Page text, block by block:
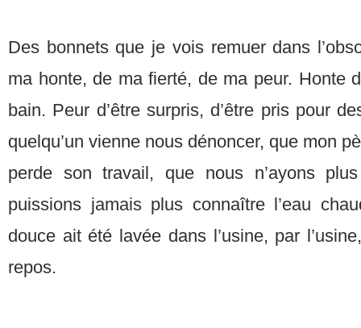
Des bonnets que je vois remuer dans
ma honte, de ma fierté, de ma peur. Honte
bain. Peur d’être surpris, d’être pris pour
quelqu’un vienne nous dénoncer, que mon
perde son travail, que nous n’ayons
puissions jamais plus connaître l’eau
douce ait été lavée dans l’usine, par
repos.